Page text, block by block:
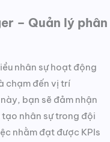
– Quản lý phân
nhân sự hoạt động
chạm đến vị trí
bạn sẽ đảm nhận
nhân sự trong đội
nhằm đạt được KPIs